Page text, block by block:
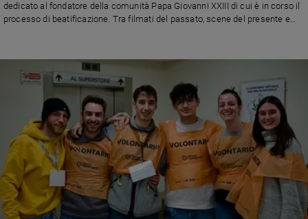
dedicato al fondatore della comunità Papa Giovanni XXIII di cui è in corso il
processo di beatificazione. Tra filmati del passato, scene del presente e